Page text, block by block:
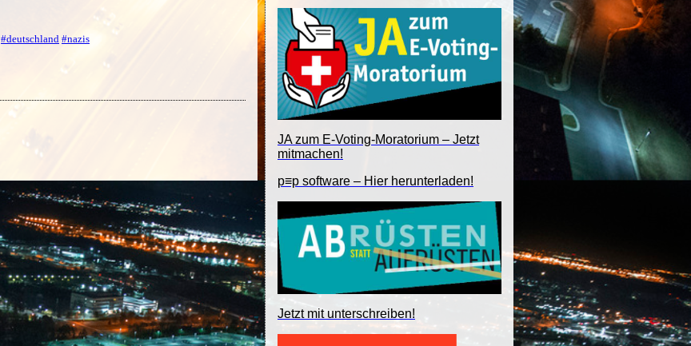
JA zum E-Voting-Moratorium – Jetzt
mitmachen!
p≡p software – Hier herunterladen!
Jetzt mit unterschreiben!
#deutschland #nazis